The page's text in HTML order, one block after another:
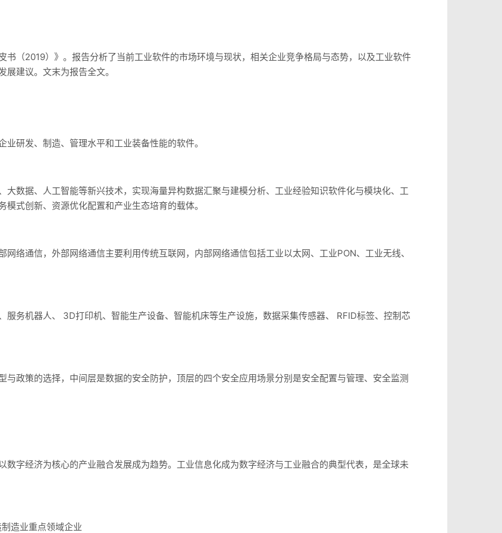
书（2019）》。报告分析了当前工业软件的市场环境与现状，相关企业竞争格局与态势，以及工业软件
建议。文末为报告全文。
研发、制造、管理水平和工业装备性能的软件。
大数据、人工智能等新兴技术，实现海量异构数据汇聚与建模分析、工业经验知识软件化与模块化、工
式创新、资源优化配置和产业生态培育的载体。
络通信，外部网络通信主要利用传统互联网，内部网络通信包括工业以太网、工业PON、工业无线、
服务机器人、 3D打印机、智能生产设备、智能机床等生产设施，数据采集传感器、 RFID标签、控制芯
与政策的选择，中间层是数据的安全防护，顶层的四个安全应用场景分别是安全配置与管理、安全监测
字经济为核心的产业融合发展成为趋势。工业信息化成为数字经济与工业融合的典型代表，是全球未
造业重点领域企业